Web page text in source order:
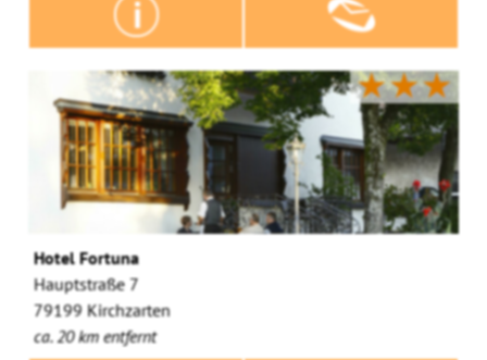
★★★
Hotel Fortuna
Hauptstraße 7
79199 Kirchzarten
ca. 20 km entfernt